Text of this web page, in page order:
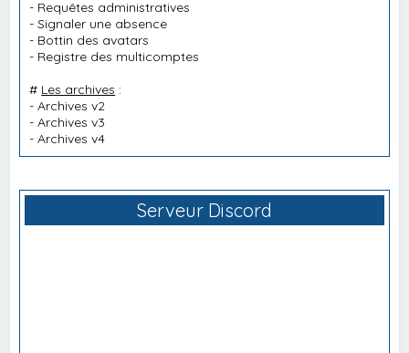
- Requêtes administratives
-Signaler une absence
- Bottin des avatars
- Registre des multicomptes
# Les archives :
-Archives v2
-Archives v3
-Archives v4
Serveur Discord